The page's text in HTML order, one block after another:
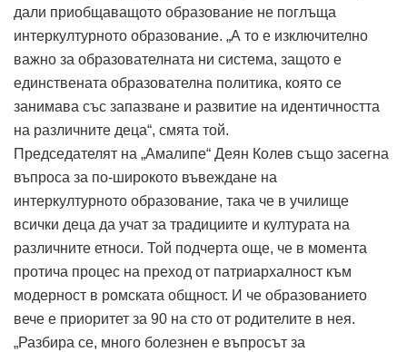
дали приобщаващото образование не поглъща
интеркултурното образование. „А то е изключително
важно за образователната ни система, защото е
единствената образователна политика, която се
занимава със запазване и развитие на идентичността
на различните деца“, смята той.
Председателят на „Амалипе“ Деян Колев също засегна
въпроса за по-широкото въвеждане на
интеркултурното образование, така че в училище
всички деца да учат за традициите и културата на
различните етноси. Той подчерта още, че в момента
протича процес на преход от патриархалност към
модерност в ромската общност. И че образованието
вече е приоритет за 90 на сто от родителите в нея.
„Разбира се, много болезнен е въпросът за